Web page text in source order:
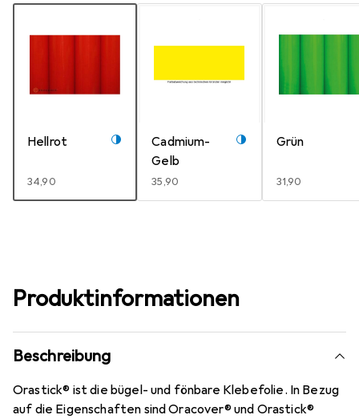
Hellrot
EUR
34,90
Cadmium-
Gelb
EUR
35,90
Grün
EUR
31,90
Produktinformationen
Beschreibung
Orastick® ist die bügel- und fönbare Klebefolie. In Bezug
auf die Eigenschaften sind Oracover® und Orastick®